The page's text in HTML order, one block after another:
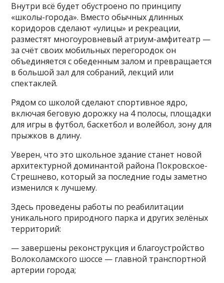
Внутри всё будет обустроено по принципу
«школы-города». Вместо обычных длинных
коридоров сделают «улицы» и рекреации,
разместят многоуровневый атриум-амфитеатр —
за счёт своих мобильных перегородок он
объединяется с обеденным залом и превращается
в большой зал для собраний, лекций или
спектаклей.
Рядом со школой сделают спортивное ядро,
включая беговую дорожку на 4 полосы, площадки
для игры в футбол, баскетбол и волейбол, зону для
прыжков в длину.
Уверен, что это школьное здание станет новой
архитектурной доминантой района Покровское-
Стрешнево, который за последние годы заметно
изменился к лучшему.
Здесь проведены работы по реабилитации
уникального природного парка и других зелёных
территорий:
— завершены реконструкция и благоустройство
Волоколамского шоссе — главной транспортной
артерии города;